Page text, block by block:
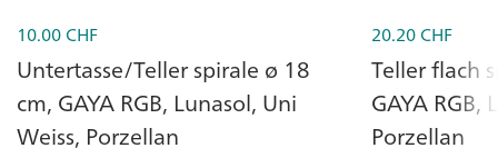
10.00CHF
Untertasse/Teller spirale ø 18
cm, GAYA RGB, Lunasol, Uni
Weiss, Porzellan
20.20CHF
Teller flach
GAYA
Porzellan